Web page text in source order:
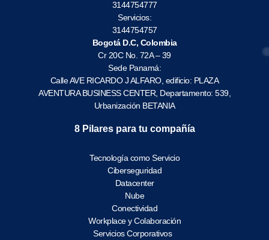
3144754777
Servicios:
3144754757
Bogotá D.C, Colombia
Cr 20C No. 72A – 39
Sede Panamá:
Calle AVE RICARDO J ALFARO, edificio: PLAZA
AVENTURA BUSINESS CENTER, Departamento: 539,
Urbanización BETANIA
8 Pilares para tu compañía
Tecnología como Servicio
Ciberseguridad
Datacenter
Nube
Conectividad
Workplace y Colaboración
Servicios Corporativos